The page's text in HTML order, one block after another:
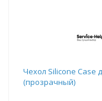
Чехол Silicone Case
(прозрачный)